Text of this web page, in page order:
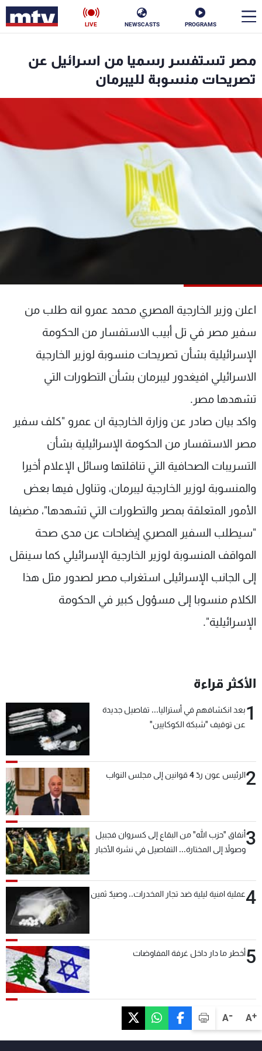
PROGRAMS
NEWSCASTS
LIVE
A+
A-
مصر تستفسر رسميا من اسرائيل عن
تصريحات منسوبة لليبرمان
اعلن وزير الخارجية المصري محمد عمرو انه طلب من
سفير مصر في تل أبيب الاستفسار من الحكومة
الإسرائيلية بشأن تصريحات منسوبة لوزير الخارجية
الاسرائيلي افيغدور ليبرمان بشأن التطورات التي
تشهدها مصر.
واكد بيان صادر عن وزارة الخارجية ان عمرو "كلف سفير
مصر الاستفسار من الحكومة الإسرائيلية بشأن
التسريبات الصحافية التي تناقلتها وسائل الإعلام أخيرا
والمنسوبة لوزير الخارجية ليبرمان، وتناول فيها بعض
الأمور المتعلقة بمصر والتطورات التي تشهدها"، مضيفا
"سيطلب السفير المصري إيضاحات عن مدى صحة
المواقف المنسوبة لوزير الخارجية الإسرائيلي كما سينقل
إلى الجانب الإسرائيلى استغراب مصر لصدور مثل هذا
الكلام منسوبا إلى مسؤول كبير في الحكومة
الإسرائيلية".
الأكثر قراءة
1بعد انكشافهم في أستراليا... تفاصيل جديدة
عن توقيف "شبكة الكوكايين"
2الرئيس عون ردّ 4 قوانين إلى مجلس النواب
3أنفاق "حزب الله" من البقاع إلى كسروان فجبيل
وصولاً إلى المختارة... التفاصيل في نشرة الأخبار
4عملية امنية ليلية ضد تجار المخدرات.. وصيدٌ ثمين
5أخطر ما دار داخل غرفة المفاوضات
الأخبار
سياسة
منوعات رياضة
عن MTV
لاعلاناتكم
وظائف
شروط الإسـتخدام